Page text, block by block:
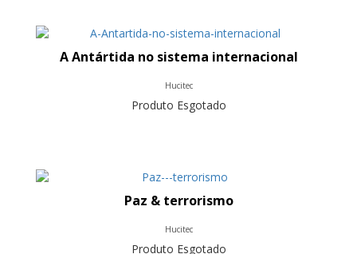
A Antártida no sistema internacional
Hucitec
Produto Esgotado
Paz & terrorismo
Hucitec
Produto Esgotado